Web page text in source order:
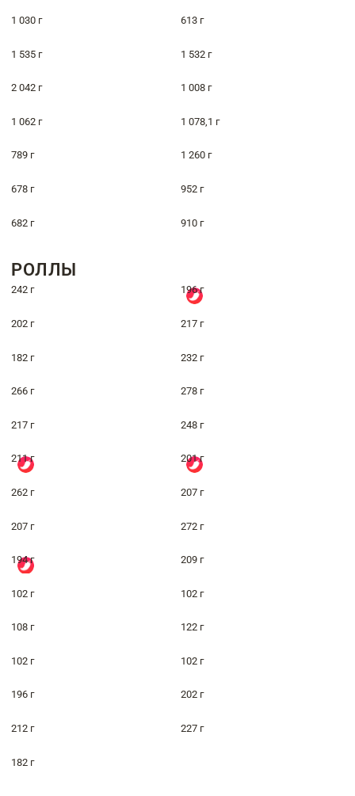
1 030 г 613 г
1 535 г 1 532 г
2 042 г 1 008 г
1 062 г 1 078,1 г
789 г 1 260 г
678 г 952 г
682 г 910 г
РОЛЛЫ
242 г 196 г
202 г 217 г
182 г 232 г
266 г 278 г
217 г 248 г
211 г 201 г
262 г 207 г
207 г 272 г
194 г 209 г
102 г 102 г
108 г 122 г
102 г 102 г
196 г 202 г
212 г 227 г
182 г